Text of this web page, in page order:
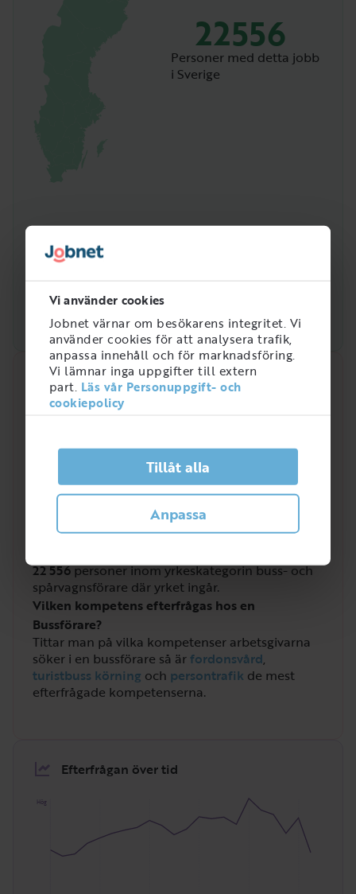
Vi använder cookies
Jobnet värnar om besökarens integritet. Vi
använder cookies för att analysera trafik,
anpassa innehåll och för marknadsföring.
Vi lämnar inga uppgifter till extern
part. Läs vår Personuppgift- och
cookiepolicy
Tillåt alla
Anpassa
22556
Personer med detta jobb
i Sverige
Snabbanalys
Efterfrågan på arbetsmarknaden just nu
/5
Hur efterfrågad är rollen som Bussförare?
Bussförare är en yrkesroll som efterfrågats allt
22 556personer inom yrkeskategorin buss- och
spårvagnsförare där yrket ingår.
Vilken kompetens efterfrågas hos en
Bussförare?
Tittar man på vilka kompetenser arbetsgivarna
söker i en bussförare så är fordonsvård,
turistbuss körning och persontrafik de mest
efterfrågade kompetenserna.
Efterfrågan över tid
Hög